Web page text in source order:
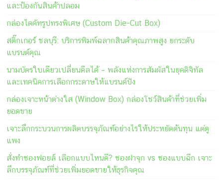
และป้องกันสินค้าปลอม
กล่องไดคัทรูปทรงพิเศษ (Custom Die-Cut Box)
สติ๊กเกอร์ ชลบุรี: บริการพิมพ์ฉลากสินค้าคุณภาพสูง ยกระดับ
แบรนด์คุณ
นามบัตรใบเดียวเปลี่ยนดีลได้ – พลังแห่งการสัมผัสในยุคดิจิทัล
และเทคนิคการเลือกกระดาษให้แบรนด์ปัง
กล่องเจาะหน้าต่างใส (Window Box) กล่องโชว์สินค้าที่ช่วยเพิ่ม
ยอดขาย
เจาะลึกกระบวนการผลิตบรรจุภัณฑ์อย่างไรให้ประหยัดต้นทุน แต่ดู
แพง
สั่งทำซองฟอยล์ เลือกแบบไหนดี? ซองฝาจุก vs ซองแบบฉีก เจาะ
ลึกบรรจุภัณฑ์ที่ช่วยเพิ่มยอดขายให้ธุรกิจคุณ